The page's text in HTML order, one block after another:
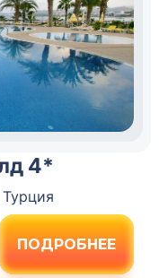
4*
ПОДРОБНЕЕ